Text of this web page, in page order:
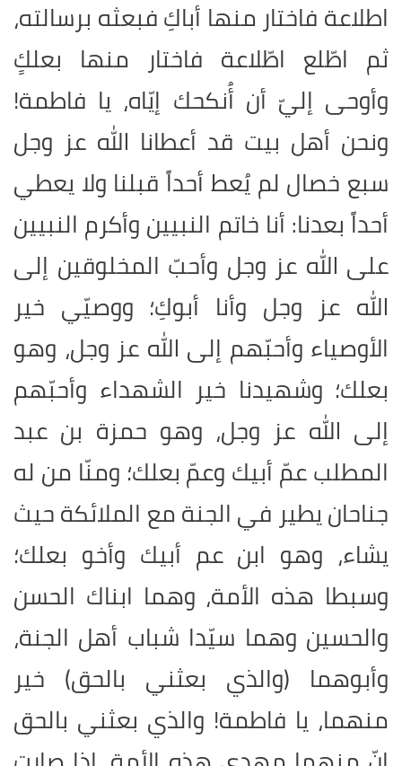
اطلاعة فاختار منها أباكِ فبعثه برسالته،
ثم اطّلع اطّلاعة فاختار منها بعلكِِ
وأوحى إليّ أن أُنكحك إيّاه، يا فاطمة!
ونحن أهل بيت قد أعطانا الله عز وجل
سبع خصال لم يُعط أحداً قبلنا ولا يعطي
أحداً بعدنا: أنا خاتم النبيين وأكرم النبيين
على الله عز وجل وأحبّ المخلوقين إلى
الله عز وجل وأنا أبوكِ؛ ووصيّي خير
الأوصياء وأحبّهم إلى الله عز وجل، وهو
بعلك؛ وشهيدنا خير الشهداء وأحبّهم
إلى الله عز وجل، وهو حمزة بن عبد
المطلب عمّ أبيك وعمّ بعلك؛ ومنّا من له
جناحان يطير في الجنة مع الملائكة حيث
يشاء، وهو ابن عم أبيك وأخو بعلك؛
وسبطا هذه الأمة، وهما ابناك الحسن
والحسين وهما سيّدا شباب أهل الجنة،
وأبوهما (والذي بعثني بالحق) خير
منهما، يا فاطمة! والذي بعثني بالحق